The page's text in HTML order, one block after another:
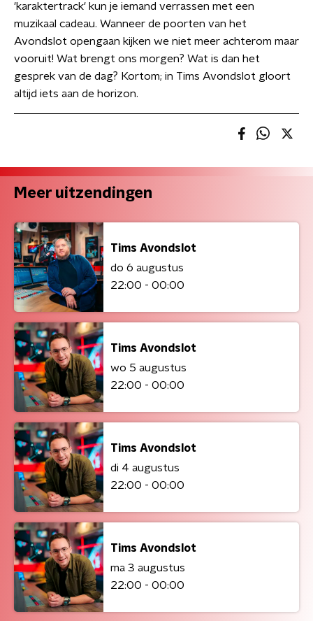
'karaktertrack' kun je iemand verrassen met een
muzikaal cadeau. Wanneer de poorten van het
Avondslot opengaan kijken we niet meer achterom maar
vooruit! Wat brengt ons morgen? Wat is dan het
gesprek van de dag? Kortom; in Tims Avondslot gloort
altijd iets aan de horizon.
Meer uitzendingen
Tims Avondslot
do 6 augustus
22:00 - 00:00
Tims Avondslot
wo 5 augustus
22:00 - 00:00
Tims Avondslot
di 4 augustus
22:00 - 00:00
Tims Avondslot
ma 3 augustus
22:00 - 00:00